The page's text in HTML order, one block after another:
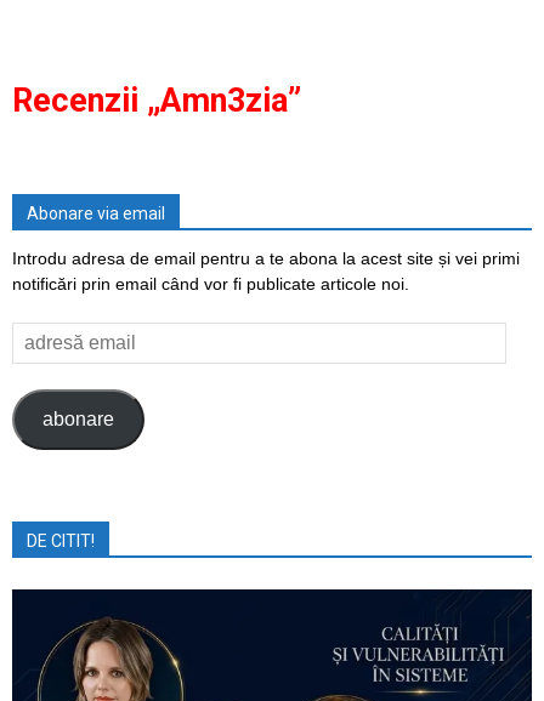
Recenzii „Amn3zia”
Abonare via email
Introdu adresa de email pentru a te abona la acest site și vei primi
notificări prin email când vor fi publicate articole noi.
adresă
email
abonare
DE CITIT!